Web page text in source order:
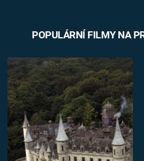
POPULÁRNÍ FILMY NA